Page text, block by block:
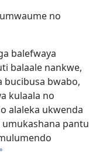
no
balefwaya
balaale nankwe,
bucibusa bwabo,
kulaala no
alaleka ukwenda
pantu
a